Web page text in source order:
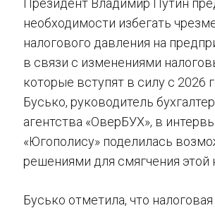
необходимости избегать
налогового давления на
в связи с изменениями
которые вступят в силу с 2026
Бусько, руководитель
агентства «ОверБУХ», в
«Югополису» поделилась
решениями для смягчения этой
Бусько отметила, что налоговая